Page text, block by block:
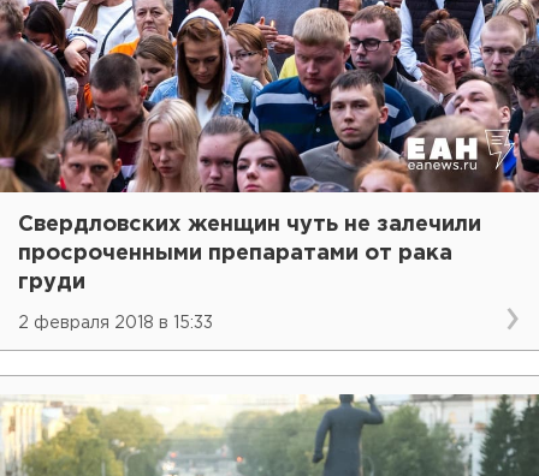
Свердловских женщин чуть не залечили
просроченными препаратами от рака
груди
2 февраля 2018 в 15:33